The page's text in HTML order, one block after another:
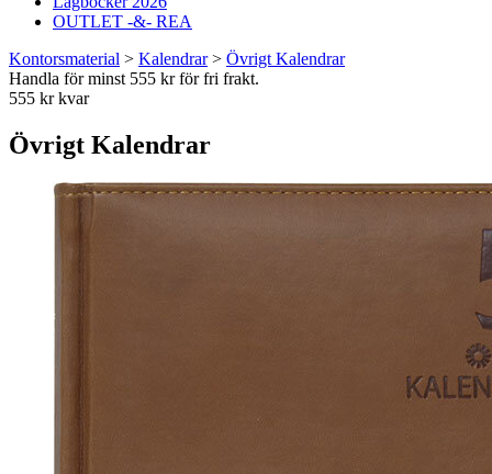
OUTLET -&- REA
Kontorsmaterial > Kalendrar> Övrigt Kalendrar
Handla för minst 555 kr för fri frakt.
555 kr kvar
Övrigt Kalendrar